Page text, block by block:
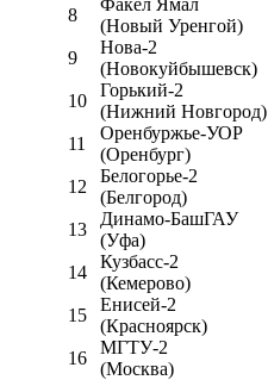
8
Факел Ямал
(Новый Уренгой)
9
Нова-2
(Новокуйбышевск)
10
Горький-2
(Нижний Новгород)
11
Оренбуржье-УОР
(Оренбург)
12
Белогорье-2
(Белгород)
13
Динамо-БашГАУ
(Уфа)
14
Кузбасс-2
(Кемерово)
15
Енисей-2
(Красноярск)
16
МГТУ-2
(Москва)